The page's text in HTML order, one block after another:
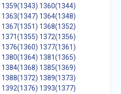
1359(1343) 1360(1344)
1363(1347) 1364(1348)
1367(1351) 1368(1352)
1371(1355) 1372(1356)
1376(1360) 1377(1361)
1380(1364) 1381(1365)
1384(1368) 1385(1369)
1388(1372) 1389(1373)
1392(1376) 1393(1377)